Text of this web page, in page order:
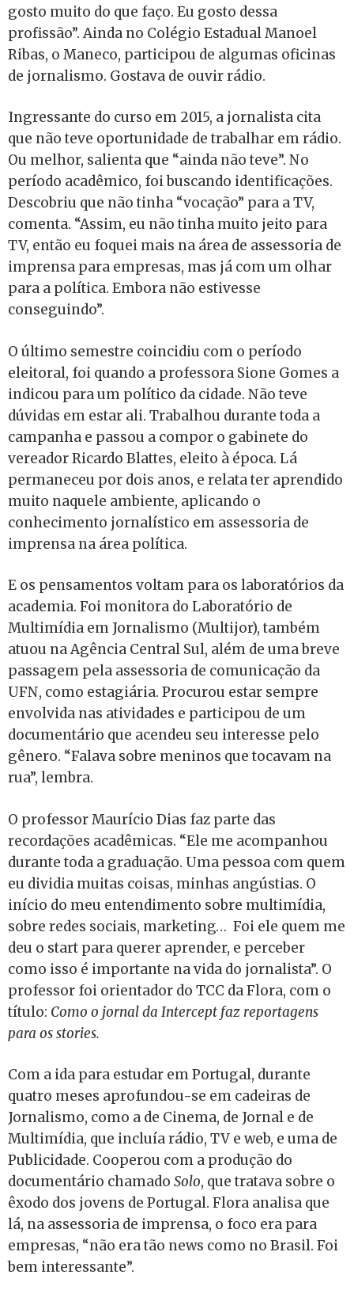
gosto muito do que faço. Eu gosto dessa
profissão”. Ainda no Colégio Estadual Manoel
Ribas, o Maneco, participou de algumas oficinas
de jornalismo. Gostava de ouvir rádio.
Ingressante do curso em 2015, a jornalista cita
que não teve oportunidade de trabalhar em rádio.
Ou melhor, salienta que “ainda não teve”. No
período acadêmico, foi buscando identificações.
Descobriu que não tinha “vocação” para a TV,
comenta. “Assim, eu não tinha muito jeito para
TV, então eu foquei mais na área de assessoria de
imprensa para empresas, mas já com um olhar
para a política. Embora não estivesse
conseguindo”.
O último semestre coincidiu com o período
eleitoral, foi quando a professora Sione Gomes a
indicou para um político da cidade. Não teve
dúvidas em estar ali. Trabalhou durante toda a
campanha e passou a compor o gabinete do
vereador Ricardo Blattes, eleito à época. Lá
permaneceu por dois anos, e relata ter aprendido
muito naquele ambiente, aplicando o
conhecimento jornalístico em assessoria de
imprensa na área política.
E os pensamentos voltam para os laboratórios da
academia. Foi monitora do Laboratório de
Multimídia em Jornalismo (Multijor), também
atuou na Agência Central Sul, além de uma breve
passagem pela assessoria de comunicação da
UFN, como estagiária. Procurou estar sempre
envolvida nas atividades e participou de um
documentário que acendeu seu interesse pelo
gênero. “Falava sobre meninos que tocavam na
rua”, lembra.
O professor Maurício Dias faz parte das
recordações acadêmicas. “Ele me acompanhou
durante toda a graduação. Uma pessoa com quem
eu dividia muitas coisas, minhas angústias. O
início do meu entendimento sobre multimídia,
sobre redes sociais, marketing… Foi ele quem me
deu o start para querer aprender, e perceber
como isso é importante na vida do jornalista”. O
professor foi orientador do TCC da Flora, com o
título: Como o jornal da Intercept faz reportagens
para os stories.
Com a ida para estudar em Portugal, durante
quatro meses aprofundou-se em cadeiras de
Jornalismo, como a de Cinema, de Jornal e de
Multimídia, que incluía rádio, TV e web, e uma de
Publicidade. Cooperou com a produção do
documentário chamado Solo, que tratava sobre o
êxodo dos jovens de Portugal. Flora analisa que
lá, na assessoria de imprensa, o foco era para
empresas, “não era tão news como no Brasil. Foi
bem interessante”.